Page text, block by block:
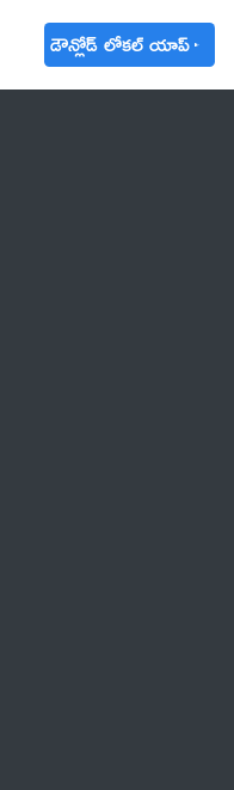
డౌన్లోడ్ లోకల్ యాప్